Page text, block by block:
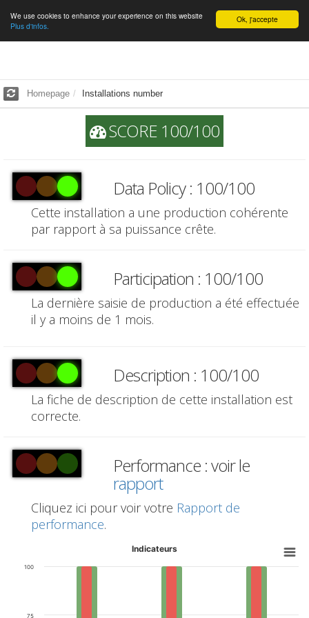
English Ok, j'accepte
We use cookies to enhance your experience on this website
Plus d'infos.
Homepage Installations number
SCORE 100/100
Data Policy : 100/100
Cette installation a une production cohérente
par rapport à sa puissance crête.
Participation : 100/100
La dernière saisie de production a été effectuée
il y a moins de 1 mois.
Description : 100/100
La fiche de description de cette installation est
correcte.
Performance : voir le
rapport
Cliquez ici pour voir votre Rapport de
performance.
Indicateurs
75
100